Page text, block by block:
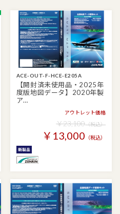
ACE-OUT-F-HCE-E205A
【開封済未使用品・2025年
度版地図データ】2020年製
ア…
アウトレット価格
￥23,100（税込）
￥13,000 （税込）